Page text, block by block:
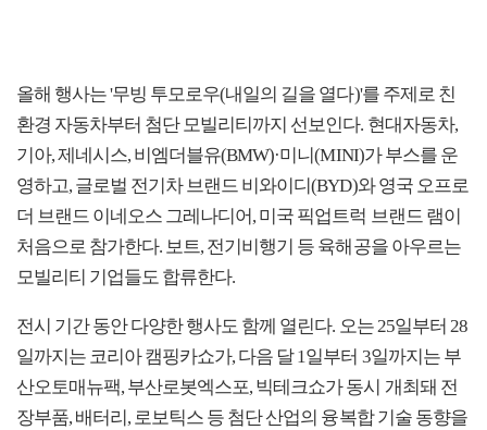
올해 행사는 '무빙 투모로우(내일의 길을 열다)'를 주제로 친
환경 자동차부터 첨단 모빌리티까지 선보인다. 현대자동차,
기아, 제네시스, 비엠더블유(BMW)·미니(MINI)가 부스를 운
영하고, 글로벌 전기차 브랜드 비와이디(BYD)와 영국 오프로
더 브랜드 이네오스 그레나디어, 미국 픽업트럭 브랜드 램이
처음으로 참가한다. 보트, 전기비행기 등 육해공을 아우르는
모빌리티 기업들도 합류한다.
전시 기간 동안 다양한 행사도 함께 열린다. 오는 25일부터 28
일까지는 코리아 캠핑카쇼가, 다음 달 1일부터 3일까지는 부
산오토매뉴팩, 부산로봇엑스포, 빅테크쇼가 동시 개최돼 전
장부품, 배터리, 로보틱스 등 첨단 산업의 융복합 기술 동향을